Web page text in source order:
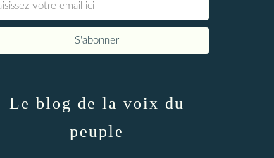
Le blog de la voix du
peuple